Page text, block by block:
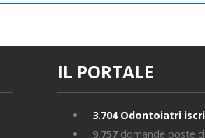
IL PORTALE
3.704Odontoiatri
9.757 domande poste